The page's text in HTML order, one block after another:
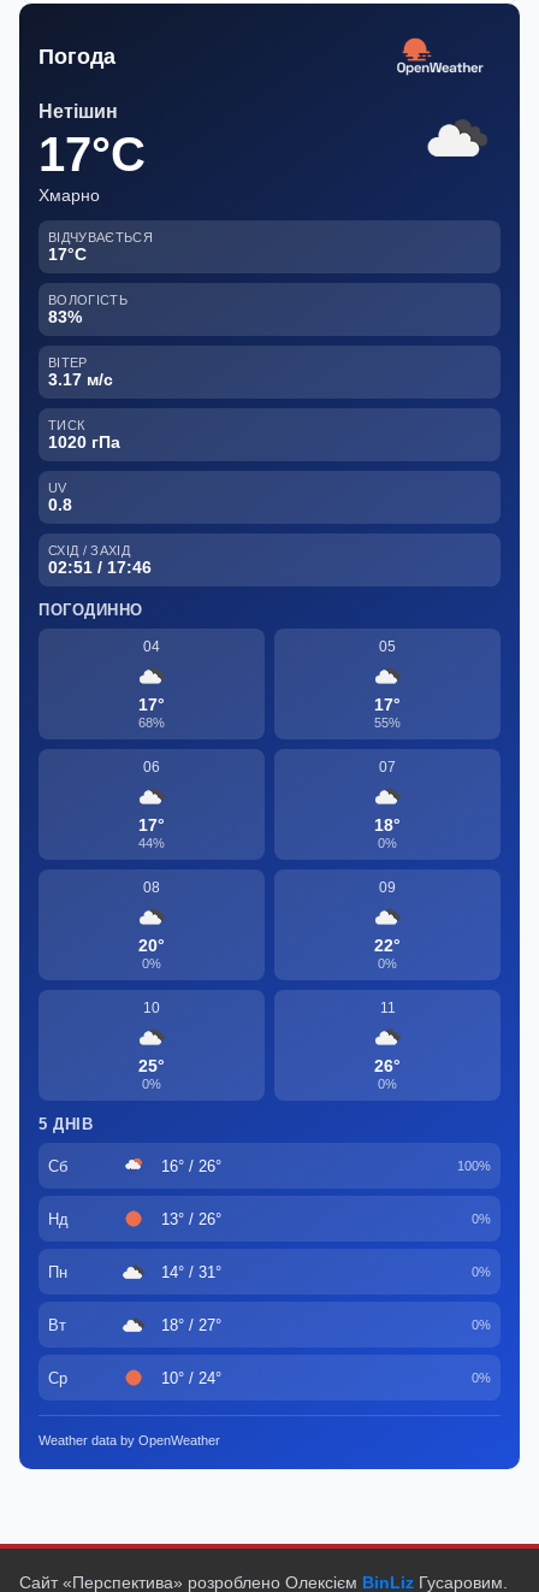
Погода
Нетішин
17°C
Хмарно
ВІДЧУВАЄТЬСЯ
17°C
ВОЛОГІСТЬ
83%
ВІТЕР
3.17 м/с
ТИСК
1020 гПа
UV
0.8
СХІД / ЗАХІД
02:51 / 17:46
ПОГОДИННО
04
17°
68%
05
17°
55%
06
17°
44%
07
18°
0%
08
20°
0%
09
22°
0%
10
25°
0%
11
26°
0%
5 ДНІВ
Сб 16° / 26° 100%
Нд 13° / 26° 0%
Пн 14° / 31° 0%
Вт 18° / 27° 0%
Ср 10° / 24° 0%
Weather data by OpenWeather
Сайт «Перспектива» розроблено Олексієм BinLiz Гусаровим.